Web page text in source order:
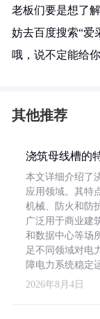
老板们要是想了
妨去百度搜索“爱
哦，说不定能给
其他推荐
浇筑母线槽的
本文详细介绍了
应用领域。其特
机械、防火和防
广泛用于商业建
和数据中心等场
足不同领域对电
障电力系统稳定
2026年8月4日